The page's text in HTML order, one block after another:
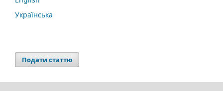
Українська
Подати статтю